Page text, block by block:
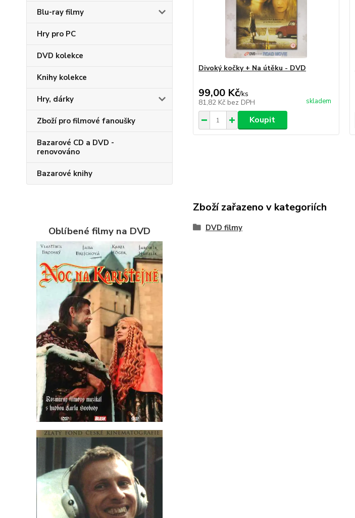
Blu-ray filmy
Hry pro PC
DVD kolekce
Knihy kolekce
Hry, dárky
Zboží pro filmové fanoušky
Bazarové CD a DVD -
renovováno
Bazarové knihy
Oblíbené filmy na DVD
Divoký kočky + Na útěku - DVD
99,00 Kč/ks
81,82 Kč bez DPH skladem
Koupit
Zboží zařazeno v kategoriích
DVD filmy